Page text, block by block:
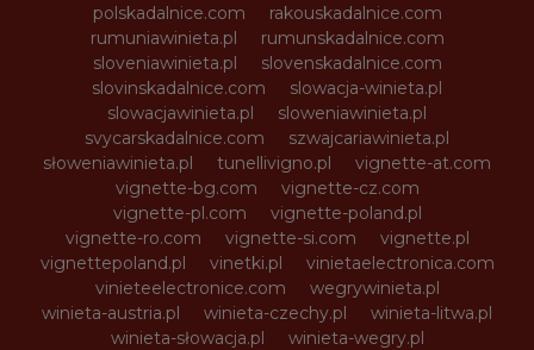
polskadalnice.com
rakouskadalnice.com
rumuniawinieta.pl
rumunskadalnice.com
sloveniawinieta.pl
slovenskadalnice.com
slovinskadalnice.com
slowacja-winieta.pl
slowacjawinieta.pl
sloweniawinieta.pl
svycarskadalnice.com
szwajcariawinieta.pl
słoweniawinieta.pl
tunellivigno.pl
vignette-at.com
vignette-bg.com
vignette-cz.com
vignette-pl.com
vignette-poland.pl
vignette-ro.com
vignette-si.com
vignette.pl
vignettepoland.pl
vinetki.pl
vinietaelectronica.com
vinieteelectronice.com
wegrywinieta.pl
winieta-austria.pl
winieta-czechy.pl
winieta-litwa.pl
winieta-słowacja.pl
winieta-wegry.pl